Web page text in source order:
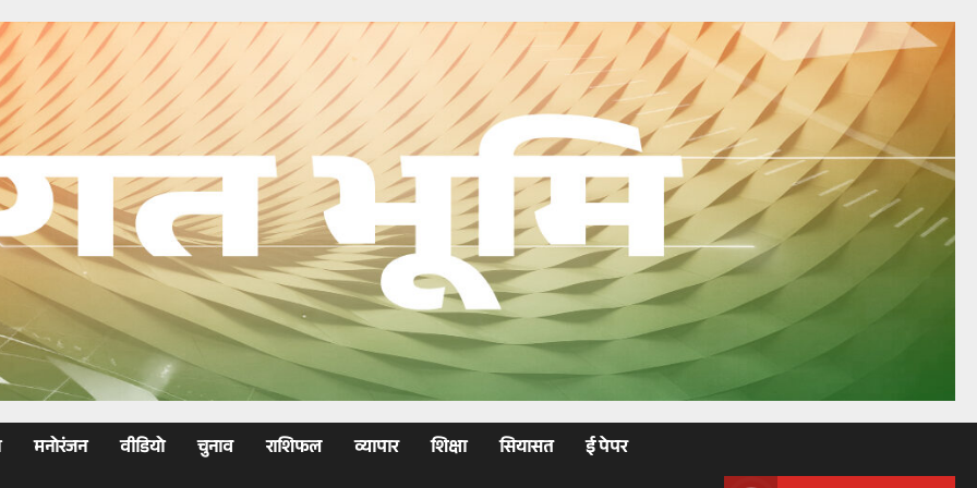
मनोरंजन वीडियो चुनाव राशिफल व्यापार शिक्षा सियासत
ई पेपर